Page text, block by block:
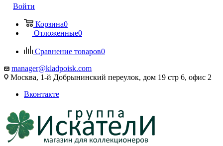
Войти
Корзина0
Отложенные0
Сравнение товаров0
manager@kladpoisk.com
Москва, 1-й Добрынинский переулок, дом 19 стр 6, офис 2
Вконтакте